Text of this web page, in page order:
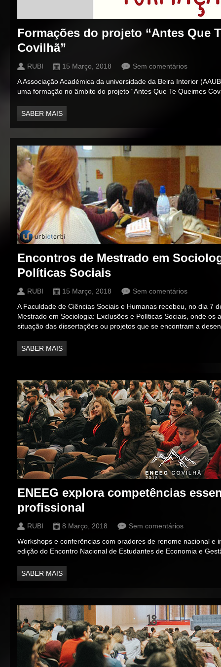
Formações do projeto “Antes Que
Covilhã”
RUBI 15 Março, 2018
Sem comentários
A Associação Académica da universidade da Beira Interior
uma formação no âmbito do projeto “Antes Que Te Queimes
SABER MAIS
Encontros de Mestrado em
Políticas Sociais
RUBI 15 Março, 2018
Sem comentários
A Faculdade de Ciências Sociais e Humanas recebeu, no dia 7
Mestrado em Sociologia: Exclusões e Políticas Sociais, onde os
situação das dissertações ou projetos que se encontram a
SABER MAIS
ENEEG explora competências
profissional
RUBI 8 Março, 2018
Sem comentários
Workshops e conferências com oradores de renome nacional e
edição do Encontro Nacional de Estudantes de Economia e
SABER MAIS